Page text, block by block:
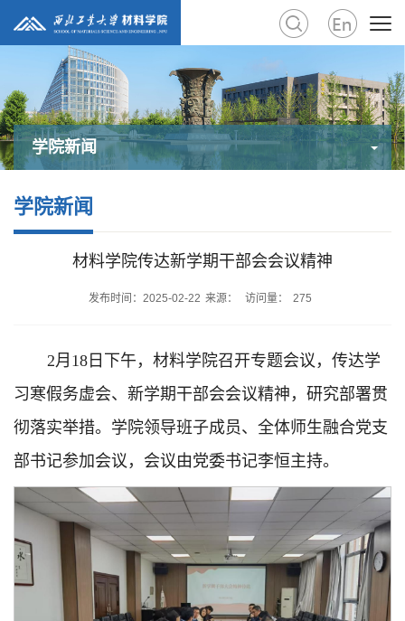
学院新闻
学院新闻
材料学院传达新学期干部会会议精神
发布时间：2025-02-22 来源： 访问量： 275
2月18日下午，材料学院召开专题会议，传达学
习寒假务虚会、新学期干部会会议精神，研究部署贯
彻落实举措。学院领导班子成员、全体师生融合党支
部书记参加会议，会议由党委书记李恒主持。